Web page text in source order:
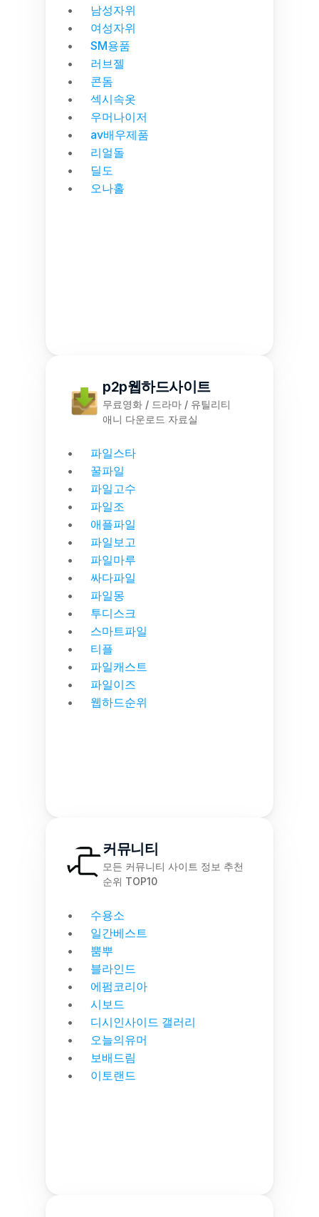
남성자위
여성자위
SM용품
러브젤
콘돔
섹시속옷
우머나이저
av배우제품
리얼돌
딜도
오나홀
p2p웹하드사이트
무료영화 / 드라마 / 유틸리티
애니 다운로드 자료실
파일스타
꿀파일
파일고수
파일조
애플파일
파일보고
파일마루
싸다파일
파일몽
투디스크
스마트파일
티플
파일캐스트
파일이즈
웹하드순위
커뮤니티
모든 커뮤니티 사이트 정보 추천
순위 TOP10
수용소
일간베스트
뿜뿌
블라인드
에펌코리아
시보드
디시인사이드 갤러리
오늘의유머
보배드림
이토랜드